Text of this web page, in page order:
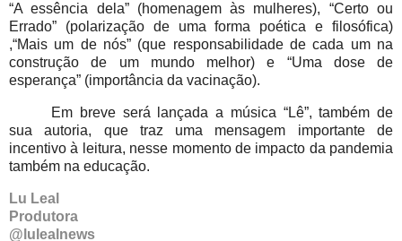
“A essência dela” (homenagem às mulheres), “Certo ou
Errado” (polarização de uma forma poética e filosófica)
,“Mais um de nós” (que responsabilidade de cada um na
construção de um mundo melhor) e “Uma dose de
esperança” (importância da vacinação).
Em breve será lançada a música “Lê”, também de
sua autoria, que traz uma mensagem importante de
incentivo à leitura, nesse momento de impacto da pandemia
também na educação.
Lu Leal
Produtora
@lulealnews